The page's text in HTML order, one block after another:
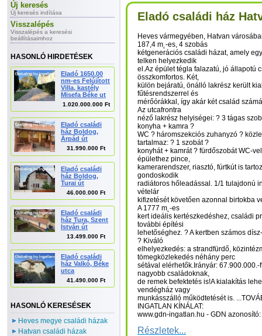
Új keresés
Új keresés indítása
Visszalépés
Visszalépés a keresési
beállításaimhoz
HASONLÓ HIRDETÉSEK
Eladó 1650.00
nm-es Felújított
Villa, kastély
Misefa Béke ut
1.020.000.000 Ft
Eladó családi
ház Boldog,
Árpád út
31.990.000 Ft
Eladó családi
ház Boldog,
Turai út
46.000.000 Ft
Eladó családi
ház Tura, Szent
István út
13.499.000 Ft
Eladó családi
ház Valkó, Béke
utca
41.490.000 Ft
HASONLÓ KERESÉSEK
Heves megye családi házak
Hatvan családi házak
Eladó családi ház
Heves vármegyében, Hatvan
187,4 m˛-es, 4 szobás
kétgenerációs családi házat, amely
telken helyezkedik
el.Az épület tégla falazatú, jó állapotú
összkomfortos. Két,
külön bejáratú, önálló lakrész került
fűtésrendszerrel és
mérőórákkal, így akár két család
Az utcafrontra
néző lakrész helyiségei: ? 3 tágas
konyha + kamra ?
WC ? háromszekciós zuhanyzó ?
tartalmaz: ? 1 szobát ?
konyhát + kamrát ? fürdőszobát WC-
épülethez pince,
kamerarendszer, riasztó, fúrtkút is
gondoskodik
radiátoros hőleadással. 1/1 tulajdonú
vételár
kifizetését követően azonnal birtokba
A 1777 m˛-es
kert ideális kertészkedéshez, családi
további építési
lehetőséghez. ? A kertben számos
? Kiváló
elhelyezkedés: a strandfürdő,
tömegközlekedés néhány perc
sétával elérhetők.Irányár: 67.900.000.-
nagyobb családoknak,
de remek befektetés is!A kialakítás
vendégház vagy
munkásszálló működtetését is.
INGATLAN KÍNÁLAT:
www.gdn-ingatlan.hu - GDN
Részletek...